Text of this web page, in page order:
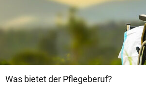
Was bietet der Pflegeberuf?